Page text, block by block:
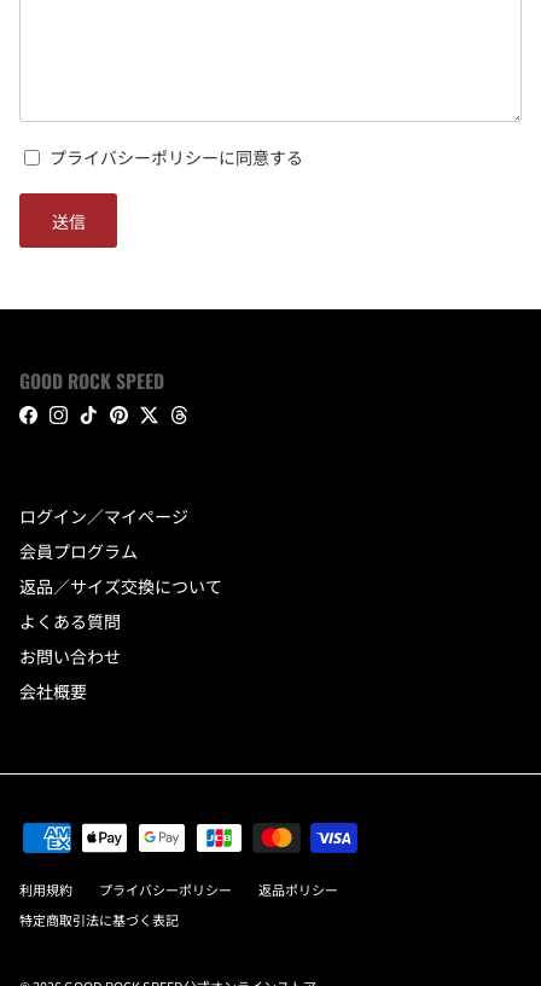
プライバシーポリシーに同意する
送信
GOOD ROCK SPEED
Facebook
Instagram
TikTokPinterest
TwitterThreads
ログイン／マイページ
会員プログラム
返品／サイズ交換について
よくある質問
お問い合わせ
会社概要
利用規約 プライバシーポリシー
返品ポリシー
特定商取引法に基づく表記